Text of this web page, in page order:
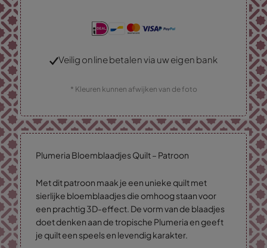
Veilig online betalen via uw eigen bank
* Kleuren kunnen afwijken van de foto
Plumeria Bloemblaadjes Quilt – Patroon
Met dit patroon maak je een unieke quilt met
sierlijke bloemblaadjes die omhoog staan voor
een prachtig 3D-effect. De vorm van de blaadjes
doet denken aan de tropische Plumeria en geeft
je quilt een speels en levendig karakter.